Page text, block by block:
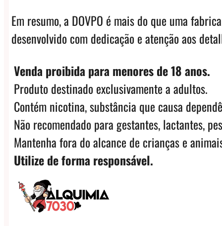
Em resumo, a DOVPO é mais do que uma
desenvolvido com dedicação e atenção aos
Venda proibida para menores de 18 anos.
Produto destinado exclusivamente a adultos.
Contém nicotina, substância que causa
Não recomendado para gestantes, lactantes,
Mantenha fora do alcance de crianças e
Utilize de forma responsável.